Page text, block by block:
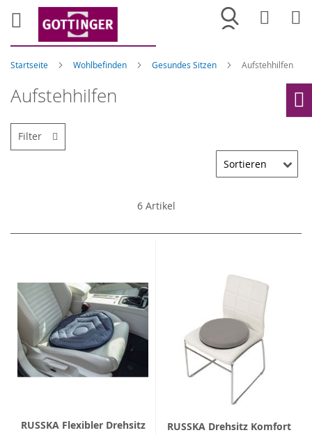
Merkliste
Startseite Wohlbefinden Gesundes Sitzen Aufstehhilfen
Aufstehhilfen
6Artikel
RUSSKA Flexibler Drehsitz
RUSSKA Drehsitz Komfort
Filter